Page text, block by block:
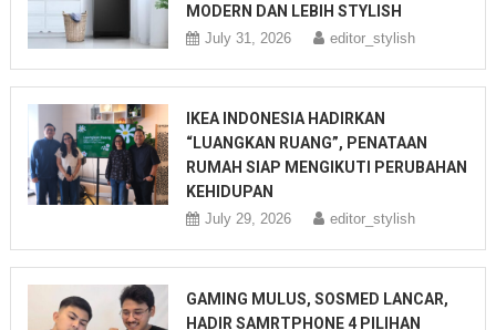
MODERN DAN LEBIH STYLISH
July 31, 2026 editor_stylish
IKEA INDONESIA HADIRKAN
“LUANGKAN RUANG”, PENATAAN
RUMAH SIAP MENGIKUTI PERUBAHAN
KEHIDUPAN
July 29, 2026 editor_stylish
GAMING MULUS, SOSMED LANCAR,
HADIR SAMRTPHONE 4 PILIHAN